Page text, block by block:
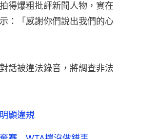
得爆粗批評新聞人物，實在
：「感謝你們說出我們的心
話被違法錄音，將調查非法
顯違規